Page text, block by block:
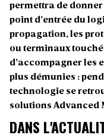
permettra de
point d’entrée du
propagation, les
ou terminaux
d’accompagner les
plus démunies :
technologie se
solutions Advanced
DANS